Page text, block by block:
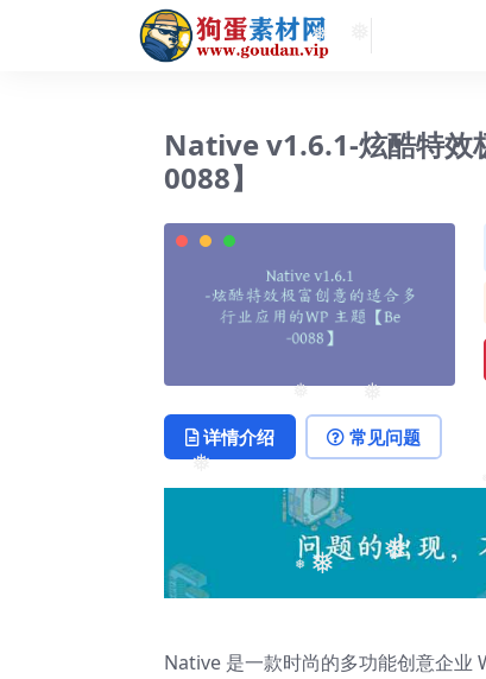
❅
❅
❅
❅
❅
❅
Native v1.6.1-炫酷特效
0088】
详情介绍 常见问题
Native 是一款时尚的多功能创意企业